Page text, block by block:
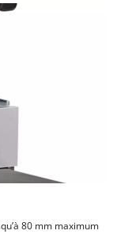
accord pour
Maps !
to load due
to the
needs to setup
this content
used.
80 mm maximum